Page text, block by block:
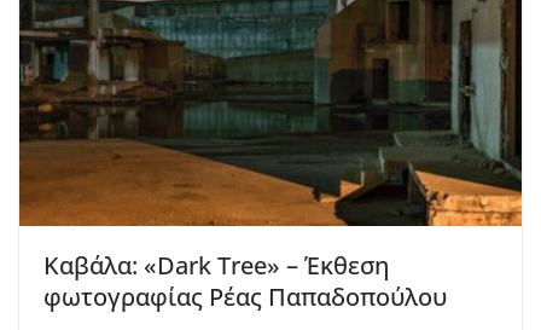
Καβάλα: «Dark Tree» – Έκθεση
φωτογραφίας Ρέας Παπαδοπούλου